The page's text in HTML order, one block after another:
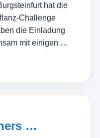
hat die
Challenge
die Einladung
mit einigen …
…